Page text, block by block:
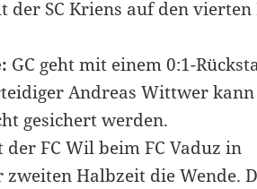
SC Kriens auf den vierten
GC geht mit einem 0:1-
Andreas Wittwer kann
gesichert werden.
der FC Wil beim FC Vaduz in
Halbzeit die Wende.